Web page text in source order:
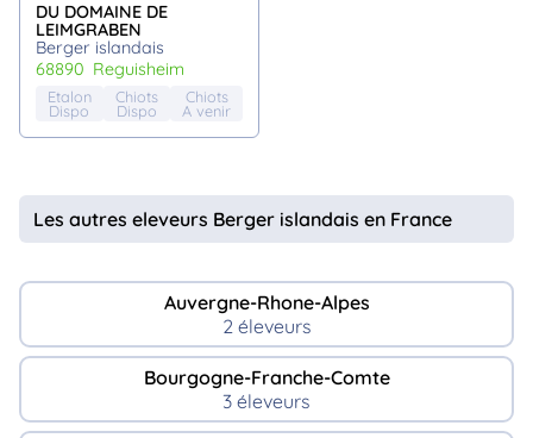
DU DOMAINE DE
LEIMGRABEN
Berger islandais
68890
reguisheim
Etalon
Dispo
Chiots
Dispo
Chiots
A venir
Les autres eleveurs Berger islandais en France
Auvergne-Rhone-Alpes
2 éleveurs
Bourgogne-Franche-Comte
3 éleveurs